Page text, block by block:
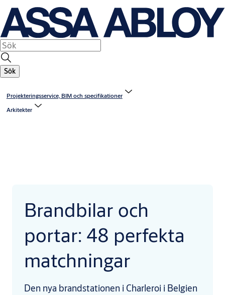
Sök
Projekteringsservice, BIM och specifikationer
Arkitekter
Brandbilar och
portar: 48 perfekta
matchningar
Den nya brandstationen i Charleroi i Belgien